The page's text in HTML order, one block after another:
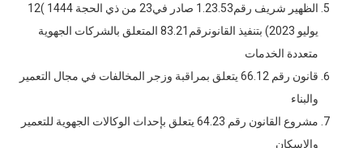
الظهير شريف رقم1.23.53 صادر في23 من ذي الحجة 1444 )12
يوليو 2023) بتنفيذ القانونرقم83.21 المتعلق بالشركات الجهوية
متعددة الخدمات
قانون رقم 66.12 يتعلق بمراقبة وزجر المخالفات في مجال التعمير
والبناء
مشروع القانون رقم 64.23 يتعلق بإحداث الوكالات الجهوية للتعمير
والإسكان